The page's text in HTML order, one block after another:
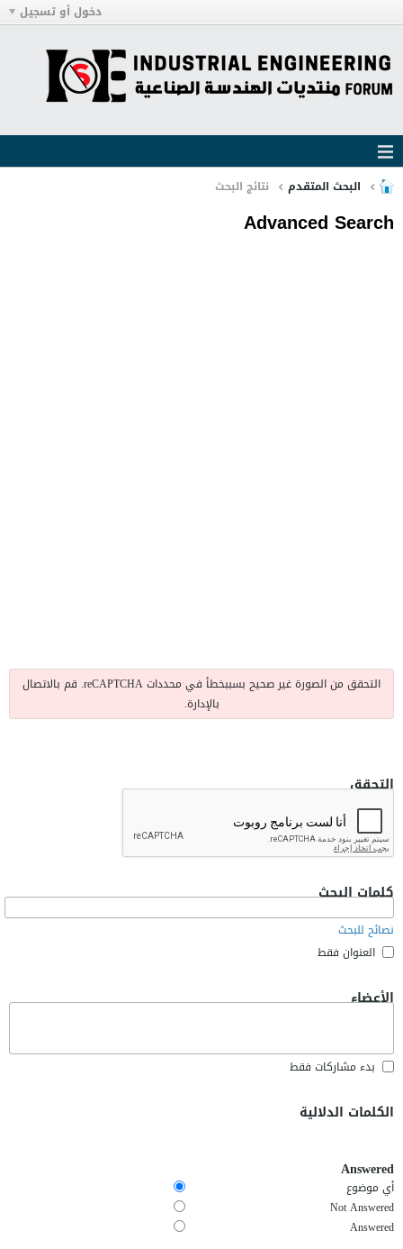
دخول أو تسجيل
البحث المتقدم نتائج البحث
Advanced Search
التحقق من الصورة غير صحيح بسببخطأ في محددات reCAPTCHA. قم بالاتصال
بالإدارة.
التحقق
كلمات البحث
نصائح للبحث
العنوان فقط
الأعضاء
بدء مشاركات فقط
الكلمات الدلالية
Answered
أي موضوع
Not Answered
Answered